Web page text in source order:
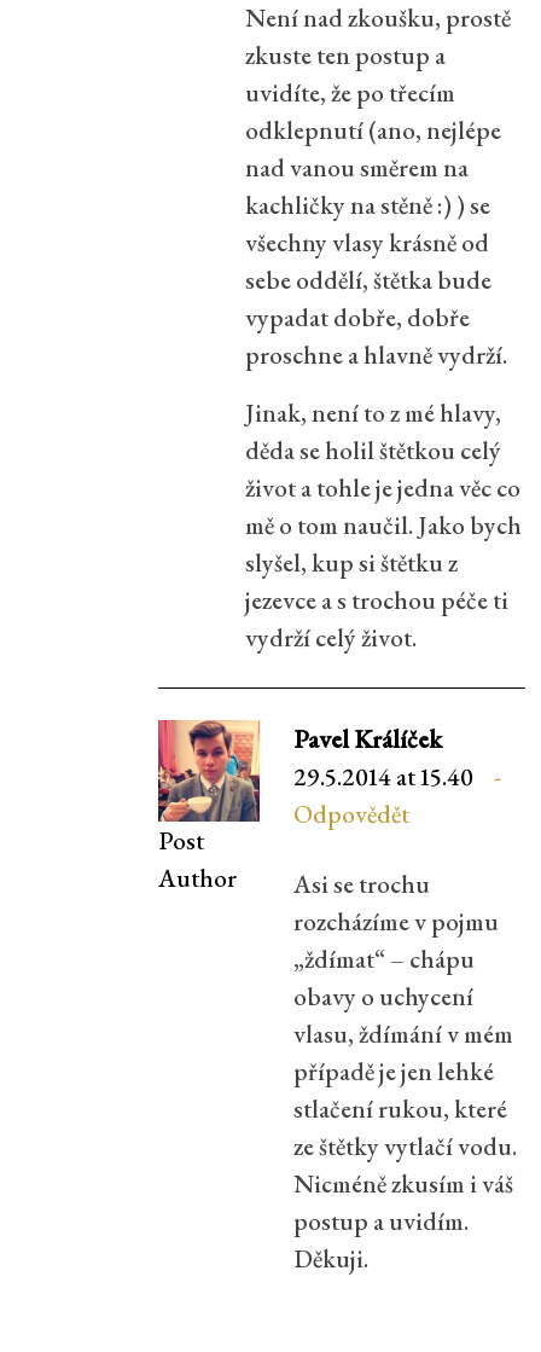
Není nad zkoušku, prostě
zkuste ten postup a
uvidíte, že po třecím
odklepnutí (ano, nejlépe
nad vanou směrem na
kachličky na stěně :) ) se
všechny vlasy krásně od
sebe oddělí, štětka bude
vypadat dobře, dobře
proschne a hlavně vydrží.
Jinak, není to z mé hlavy,
děda se holil štětkou celý
život a tohle je jedna věc co
mě o tom naučil. Jako bych
slyšel, kup si štětku z
jezevce a s trochou péče ti
vydrží celý život.
Post
Author
Pavel Králíček
29.5.2014 at 15.40
Odpovědět
Asi se trochu
rozcházíme v pojmu
„ždímat“ – chápu
obavy o uchycení
vlasu, ždímání v mém
případě je jen lehké
stlačení rukou, které
ze štětky vytlačí vodu.
Nicméně zkusím i váš
postup a uvidím.
Děkuji.